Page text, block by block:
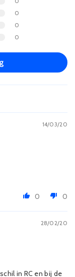
0
0
0
14/03/20
0 0
28/02/20
in RC en bij de